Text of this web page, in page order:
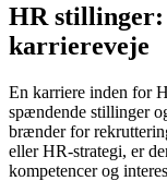
HR
karriereveje
En karriere inden for
spændende stillinger
brænder for
eller HR-strategi, er
kompetencer og